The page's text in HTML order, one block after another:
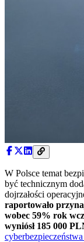
W Polsce temat
być technicznym
dojrzałości
raportowało
wobec 59% rok
wyniósł 185 000